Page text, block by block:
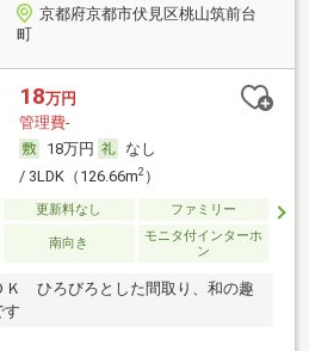
京都府京都市伏見区桃山筑前台
町
18万円
管理費-
18万円
なし
/ 3LDK（126.66m2）
更新料なし ファミリー
南向き
モニタ付インターホ
ン
Ｋ ひろびろとした間取り、和の趣
す